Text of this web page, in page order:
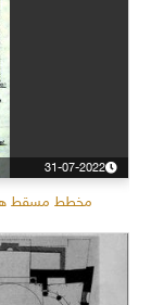
31-07-2022
مخطط مسقط